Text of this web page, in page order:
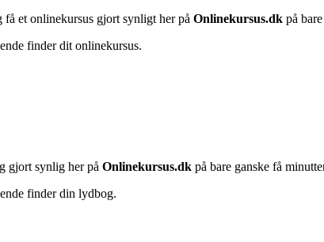
få et onlinekursus gjort synligt her på Onlinekursus.dk på
finder dit onlinekursus.
gjort synlig her på Onlinekursus.dk på bare ganske få
finder din lydbog.